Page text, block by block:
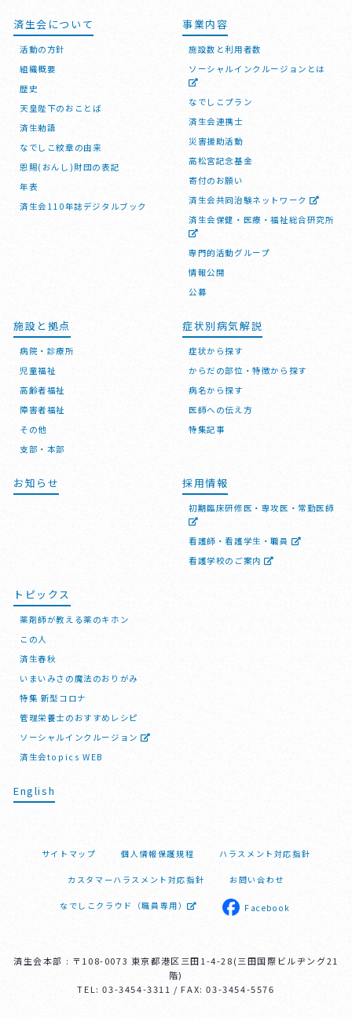
済生会について
活動の方針
組織概要
歴史
天皇陛下のおことば
済生勅語
なでしこ紋章の由来
恩賜(おんし)財団の表記
年表
済生会110年誌デジタルブック
事業内容
施設数と利用者数
ソーシャルインクルージョンとは
なでしこプラン
済生会連携士
災害援助活動
高松宮記念基金
寄付のお願い
済生会共同治験ネットワーク
済生会保健・医療・福祉総合研究所
専門的活動グループ
情報公開
公募
施設と拠点
病院・診療所
児童福祉
高齢者福祉
障害者福祉
その他
支部・本部
症状別病気解説
症状から探す
からだの部位・特徴から探す
病名から探す
医師への伝え方
特集記事
お知らせ 採用情報
初期臨床研修医・専攻医・常勤医師
看護師・看護学生・職員
看護学校のご案内
トピックス
薬剤師が教える薬のキホン
この人
済生春秋
いまいみさの魔法のおりがみ
特集 新型コロナ
管理栄養士のおすすめレシピ
ソーシャルインクルージョン
済生会topics WEB
English
サイトマップ 個人情報保護規程 ハラスメント対応指針
カスタマーハラスメント対応指針 お問い合わせ
なでしこクラウド（職員専用） Facebook
済生会本部 : 〒108-0073 東京都港区三田1-4-28(三田国際ビルヂング21
階)
TEL: 03-3454-3311 / FAX: 03-3454-5576